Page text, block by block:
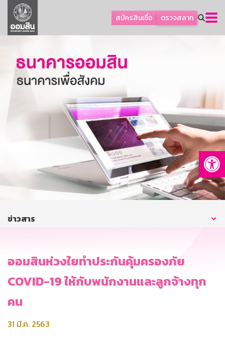
สมัครสินเชื่อ ตรวจสลาก
ลูกค้าธุรกิจ
ลูกค้าผู้ประกอบรายย่อย
ออมเพื่อสุข
เกี่ยวกับธนาคาร
การพัฒนาที่ยั่งยืน
บริการทางการเงิน
ติดต่อเรา
บริการออนไลน์
ข่าวสาร
ออมสินห่วงใยทำประกันคุ้มครองภัย
COVID-19 ให้กับพนักงานและลูกจ้างทุก
คน
31 มี.ค. 2563